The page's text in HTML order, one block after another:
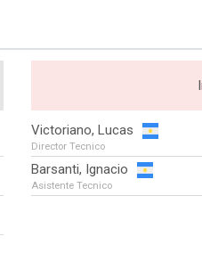
Victoriano, Lucas
Director Tecnico
Barsanti, Ignacio
Asistente Tecnico